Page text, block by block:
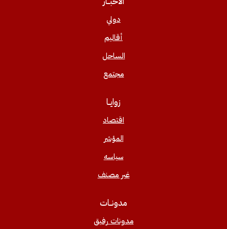
دولي
أقاليم
الساحل
مجتمع
زوايــا
اقتصاد
المؤشر
سياسه
غير مصنف
مدونــات
مدونات رفيق